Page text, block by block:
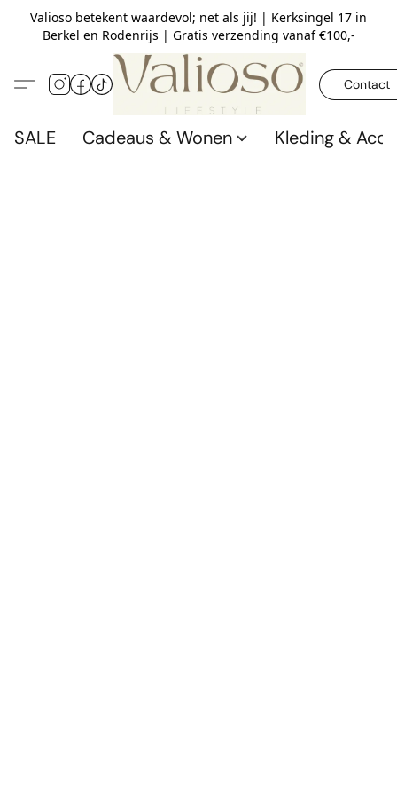
Valioso betekent waardevol; net als jij! | Kerksingel 17 in
Berkel en Rodenrijs | Gratis verzending vanaf €100,-
Contact
SALE Cadeaus & Wonen Kleding &